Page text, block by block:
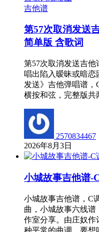
吉他谱
第57次取消发送
简单版 含歌词
第57次取消发送吉
唱出陷入暧昧或暗恋
发送》吉他弹唱谱
横按和弦，完整版
2570834467
2026年8月3日
小城故事吉他谱-
小城故事吉他谱，C
曲，小城故事六线
作室分享。由庄奴作
种平常的曲调，要想